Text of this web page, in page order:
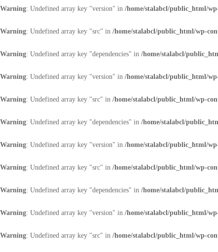
Warning: Undefined array key "version" in /home/stalabcl/public_html/
Warning: Undefined array key "src" in /home/stalabcl/public_html/wp-
Warning: Undefined array key "dependencies" in /home/stalabcl/
Warning: Undefined array key "version" in /home/stalabcl/public_html/
Warning: Undefined array key "src" in /home/stalabcl/public_html/wp-
Warning: Undefined array key "dependencies" in /home/stalabcl/
Warning: Undefined array key "version" in /home/stalabcl/public_html/
Warning: Undefined array key "src" in /home/stalabcl/public_html/wp-
Warning: Undefined array key "dependencies" in /home/stalabcl/
Warning: Undefined array key "version" in /home/stalabcl/public_html/
Warning: Undefined array key "src" in /home/stalabcl/public_html/wp-